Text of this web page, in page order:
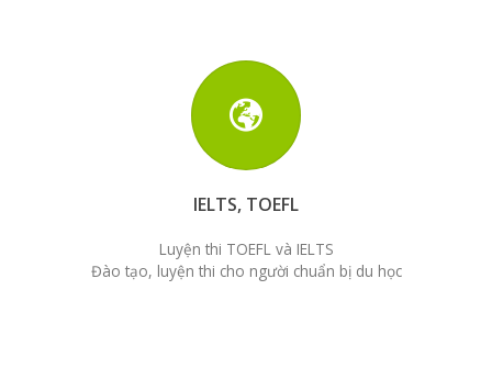
IELTS, TOEFL
Luyện thi TOEFL và IELTS
Đào tạo, luyện thi cho người chuẩn bị du học